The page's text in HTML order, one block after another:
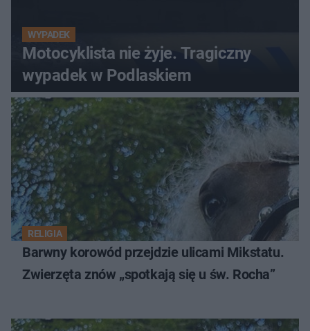
WYPADEK
Motocyklista nie żyje. Tragiczny
wypadek w Podlaskiem
RELIGIA
Barwny korowód przejdzie ulicami Mikstatu.
Zwierzęta znów „spotkają się u św. Rocha”